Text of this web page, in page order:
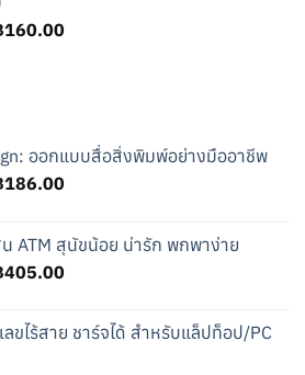
160.00Current
ออกแบบสื่อสิ่งพิมพ์อย่างมืออาชีพ
186.00Current
฿186.00.
ATM สุนัขน้อย น่ารัก พกพาง่าย
405.00Current
฿405.00.
ขไร้สาย ชาร์จได้ สำหรับแล็ปท็อป/PC